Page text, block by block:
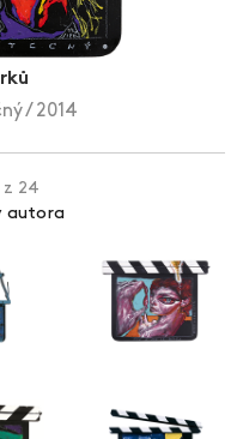
/ 2014
z 24
autora